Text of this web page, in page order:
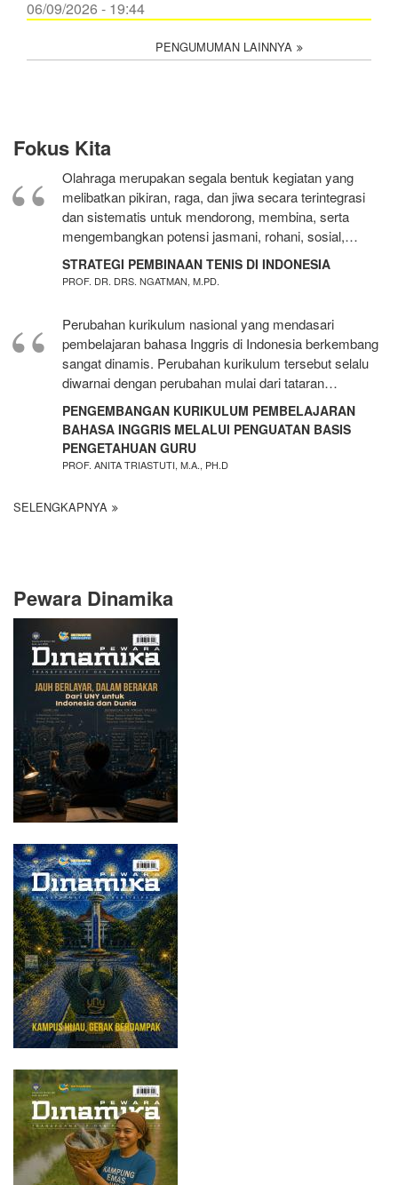
06/09/2026 - 19:44
PENGUMUMAN LAINNYA
Fokus Kita
Olahraga merupakan segala bentuk kegiatan yang
melibatkan pikiran, raga, dan jiwa secara terintegrasi
dan sistematis untuk mendorong, membina, serta
mengembangkan potensi jasmani, rohani, sosial,…
STRATEGI PEMBINAAN TENIS DI INDONESIA
PROF. DR. DRS. NGATMAN, M.PD.
Perubahan kurikulum nasional yang mendasari
pembelajaran bahasa Inggris di Indonesia berkembang
sangat dinamis. Perubahan kurikulum tersebut selalu
diwarnai dengan perubahan mulai dari tataran…
PENGEMBANGAN KURIKULUM PEMBELAJARAN
BAHASA INGGRIS MELALUI PENGUATAN BASIS
PENGETAHUAN GURU
PROF. ANITA TRIASTUTI, M.A., PH.D
SELENGKAPNYA
Pewara Dinamika